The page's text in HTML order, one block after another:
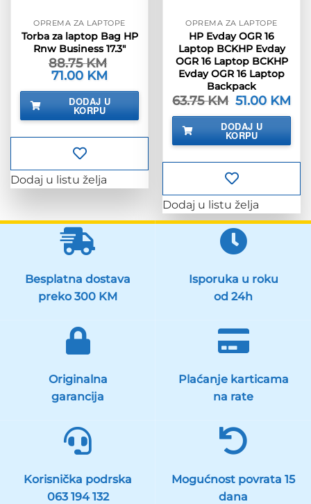
OPREMA ZA LAPTOPE
Torba za laptop Bag HP
Rnw Business 17.3″
88.75KM
Izvorna
cijena
bila
88.75 KM.
71.00 KM
je:
71.00 KM.
DODAJ U
KORPU
Dodaj u listu želja
OPREMA ZA LAPTOPE
HP Evday OGR 16
Laptop BCKHP Evday
OGR 16 Laptop BCKHP
Evday OGR 16 Laptop
Backpack
63.75KM Izvorna
cijena
bila
je:
63.75 KM.
51.00 KM
je:
DODAJ U
KORPU
Dodaj u listu želja
Besplatna dostava
preko 300 KM
Isporuka u roku
od 24h
Originalna
garancija
Plaćanje karticama
na rate
Korisnička podrska
063 194 132
Mogućnost povrata 15
dana